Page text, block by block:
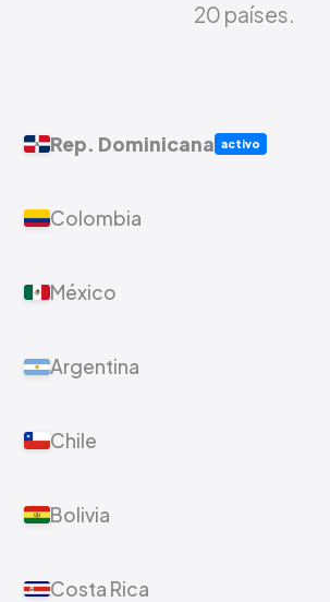
20 países.
Rep. Dominicana activo
Colombia
México
Argentina
Chile
Bolivia
Costa Rica